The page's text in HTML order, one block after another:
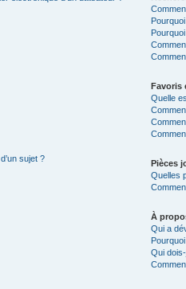
sujet ?
Favoris
Quelle
Pièces
Quelles
À
Qui a
Qui